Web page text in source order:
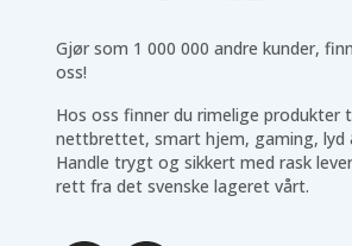
Gjør som 1 000 000 andre kunder,
oss!
Hos oss finner du rimelige produkter
nettbrettet, smart hjem, gaming, lyd
Handle trygt og sikkert med rask
rett fra det svenske lageret vårt.